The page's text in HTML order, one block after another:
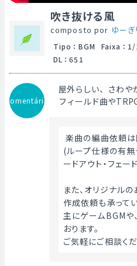
吹き抜ける風
composto por ゆーぎ
Tipo ： BGM Faixa ： 1/
DL ： 651
Comentário
屋外らしい、さわや
フィールド曲や
楽曲の編曲依頼は
(ループ仕様の有無
ードアウト・フェー
また、オリジナル
作成依頼も承ってい
主にゲームBGMや
おります。
ご気軽にご相談くだ